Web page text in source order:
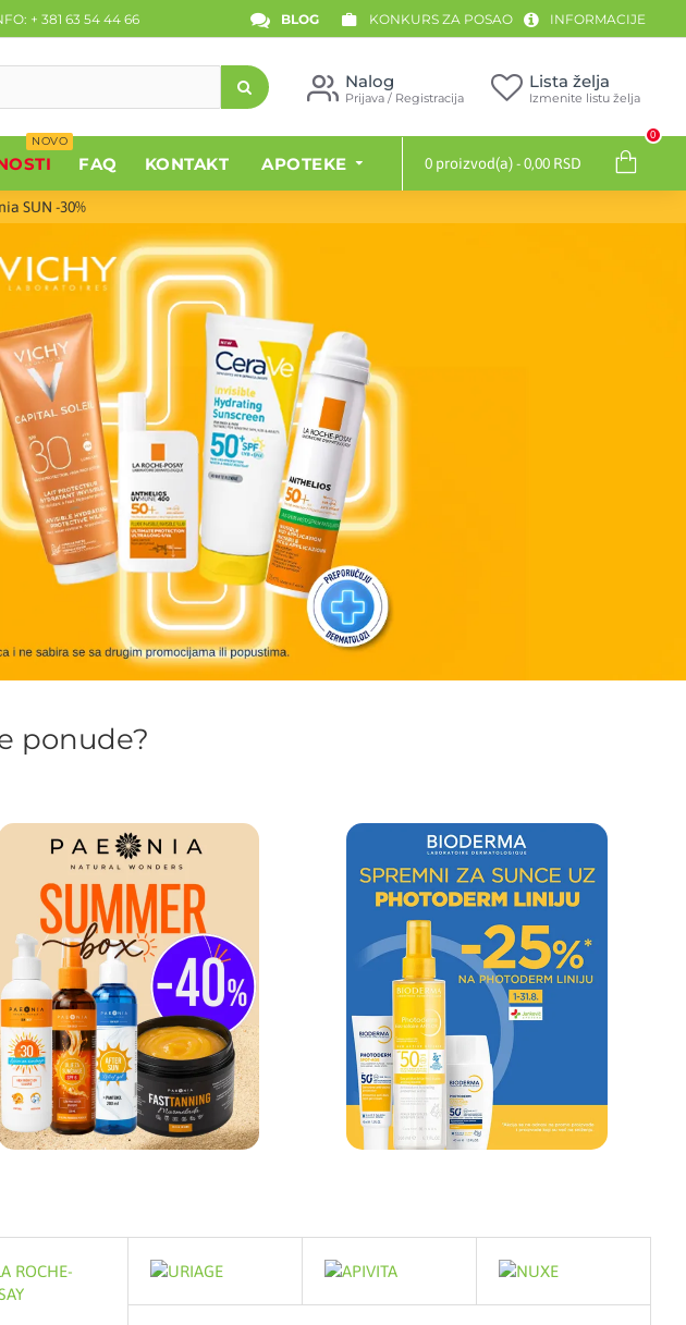
+ 381 63 54 44 66 BLOG KONKURS ZA POSAO INFORMACIJE
Nalog
Prijava / Registracija
Lista želja
Izmenite listu želja
NOVO
FAQ KONTAKT APOTEKE 0 proizvod(a) - 0,00 RSD
0
SUN -30%
ponude?